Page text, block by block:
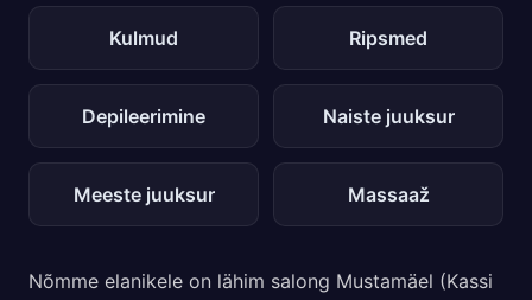
Kulmud Ripsmed
Depileerimine Naiste juuksur
Meeste juuksur Massaaž
Nõmme elanikele on lähim salong Mustamäel (Kassi